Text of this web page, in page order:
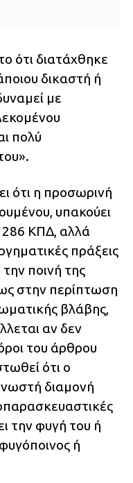
ότι διατάχθηκε
δικαστή ή
με
πολύ
ότι η προσωρινή
υπακούει
286 ΚΠΔ, αλλά
πράξεις
ποινή της
στην περίπτωση
βλάβης,
αν δεν
του άρθρου
ότι ο
διαμονή
την φυγή του ή
ή